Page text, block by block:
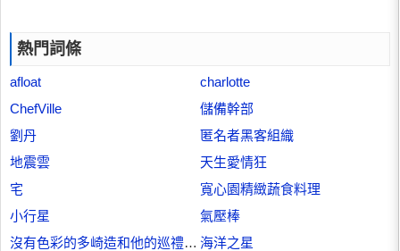
熱門詞條
afloat
charlotte
ChefVille
儲備幹部
劉丹
匿名者黑客組織
地震雲
天生愛情狂
宅
寬心園精緻蔬食料理
小行星
氣壓棒
沒有色彩的多崎造和他的巡禮之年 海洋之星